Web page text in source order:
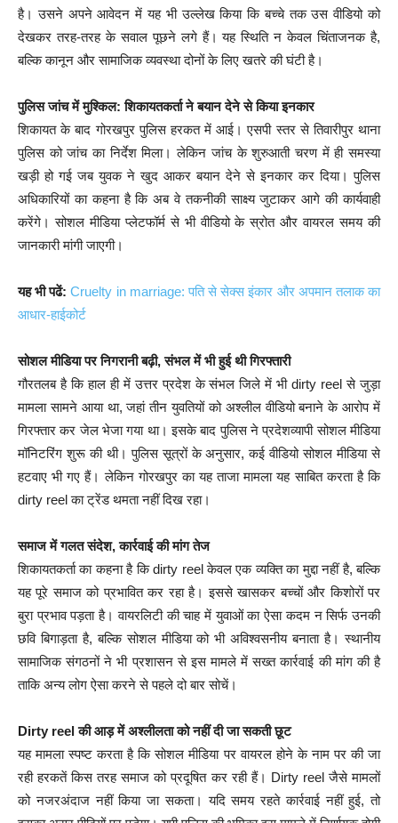
है। उसने अपने आवेदन में यह भी उल्लेख किया कि बच्चे तक उस वीडियो को
देखकर तरह-तरह के सवाल पूछने लगे हैं। यह स्थिति न केवल चिंताजनक है,
बल्कि कानून और सामाजिक व्यवस्था दोनों के लिए खतरे की घंटी है।
पुलिस जांच में मुश्किल: शिकायतकर्ता ने बयान देने से किया इनकार
शिकायत के बाद गोरखपुर पुलिस हरकत में आई। एसपी स्तर से तिवारीपुर थाना
पुलिस को जांच का निर्देश मिला। लेकिन जांच के शुरुआती चरण में ही समस्या
खड़ी हो गई जब युवक ने खुद आकर बयान देने से इनकार कर दिया। पुलिस
अधिकारियों का कहना है कि अब वे तकनीकी साक्ष्य जुटाकर आगे की कार्यवाही
करेंगे। सोशल मीडिया प्लेटफॉर्म से भी वीडियो के स्रोत और वायरल समय की
जानकारी मांगी जाएगी।
यह भी पढें: Cruelty in marriage: पति से सेक्स इंकार और अपमान तलाक का
आधार-हाईकोर्ट
सोशल मीडिया पर निगरानी बढ़ी, संभल में भी हुई थी गिरफ्तारी
गौरतलब है कि हाल ही में उत्तर प्रदेश के संभल जिले में भी dirty reel से जुड़ा
मामला सामने आया था, जहां तीन युवतियों को अश्लील वीडियो बनाने के आरोप में
गिरफ्तार कर जेल भेजा गया था। इसके बाद पुलिस ने प्रदेशव्यापी सोशल मीडिया
मॉनिटरिंग शुरू की थी। पुलिस सूत्रों के अनुसार, कई वीडियो सोशल मीडिया से
हटवाए भी गए हैं। लेकिन गोरखपुर का यह ताजा मामला यह साबित करता है कि
dirty reel का ट्रेंड थमता नहीं दिख रहा।
समाज में गलत संदेश, कार्रवाई की मांग तेज
शिकायतकर्ता का कहना है कि dirty reel केवल एक व्यक्ति का मुद्दा नहीं है, बल्कि
यह पूरे समाज को प्रभावित कर रहा है। इससे खासकर बच्चों और किशोरों पर
बुरा प्रभाव पड़ता है। वायरलिटी की चाह में युवाओं का ऐसा कदम न सिर्फ उनकी
छवि बिगाड़ता है, बल्कि सोशल मीडिया को भी अविश्वसनीय बनाता है। स्थानीय
सामाजिक संगठनों ने भी प्रशासन से इस मामले में सख्त कार्रवाई की मांग की है
ताकि अन्य लोग ऐसा करने से पहले दो बार सोचें।
Dirty reel की आड़ में अश्लीलता को नहीं दी जा सकती छूट
यह मामला स्पष्ट करता है कि सोशल मीडिया पर वायरल होने के नाम पर की जा
रही हरकतें किस तरह समाज को प्रदूषित कर रही हैं। Dirty reel जैसे मामलों
को नजरअंदाज नहीं किया जा सकता। यदि समय रहते कार्रवाई नहीं हुई, तो